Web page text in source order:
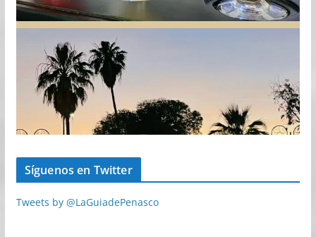
Síguenos en Twitter
Tweets by @LaGuiadePenasco